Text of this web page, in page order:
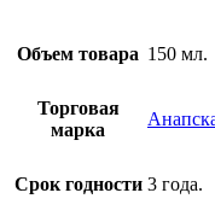
Объем товара 150 мл.
Торговая
марка
Срок годности 3 года.